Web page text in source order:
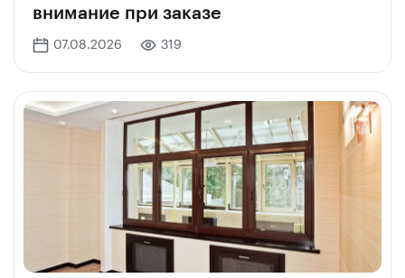
внимание при заказе
07.08.2026 319